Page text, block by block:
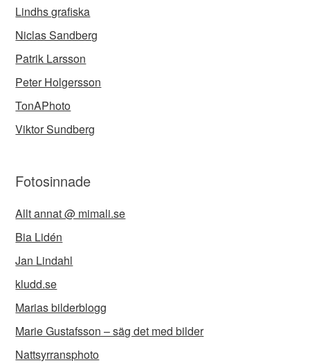
Lindhs grafiska
Niclas Sandberg
Patrik Larsson
Peter Holgersson
TonAPhoto
Viktor Sundberg
Fotosinnade
Allt annat @ mimali.se
Bia Lidén
Jan Lindahl
kludd.se
Marias bilderblogg
Marie Gustafsson – säg det med bilder
Nattsyrransphoto